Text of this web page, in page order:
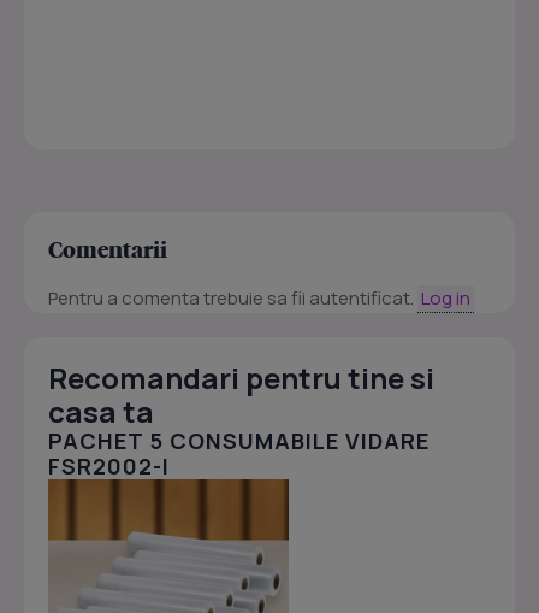
Comentarii
Pentru a comenta trebuie sa fii autentificat. Log in
Recomandari pentru tine si
casa ta
PACHET 5 CONSUMABILE VIDARE
FSR2002-I